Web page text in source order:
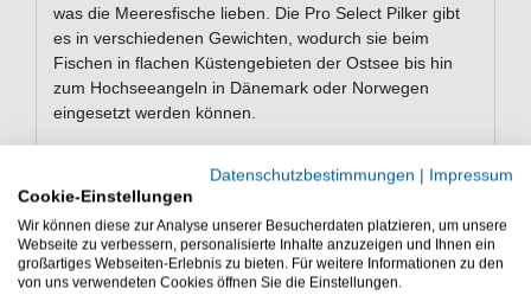
was die Meeresfische lieben. Die Pro Select Pilker gibt
es in verschiedenen Gewichten, wodurch sie beim
Fischen in flachen Küstengebieten der Ostsee bis hin
zum Hochseeangeln in Dänemark oder Norwegen
eingesetzt werden können.
Eigenschaften der Dieter Eisele Pro
Select Pilker
Pilker zum Meeresangeln
leicht gebogene Form
Datenschutzbestimmungen | Impressum
Cookie-Einstellungen
Wir können diese zur Analyse unserer Besucherdaten platzieren, um unsere
Webseite zu verbessern, personalisierte Inhalte anzuzeigen und Ihnen ein
großartiges Webseiten-Erlebnis zu bieten. Für weitere Informationen zu den
von uns verwendeten Cookies öffnen Sie die Einstellungen.